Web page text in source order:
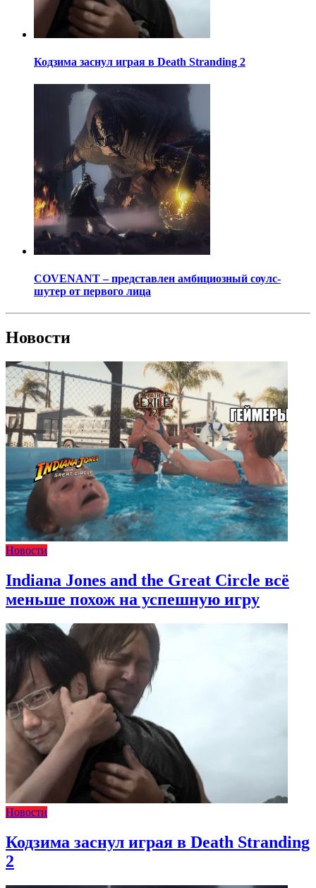
Кодзима заснул играя в Death Stranding 2
COVENANT – представлен амбициозный соулс-
шутер от первого лица
Новости
Новости
Indiana Jones and the Great Circle всё
меньше похож на успешную игру
Новости
Кодзима заснул играя в Death Stranding
2